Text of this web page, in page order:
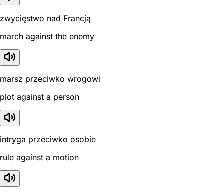
zwycięstwo nad Francją
march against the enemy
marsz przeciwko wrogowi
plot against a person
intryga przeciwko osobie
rule against a motion